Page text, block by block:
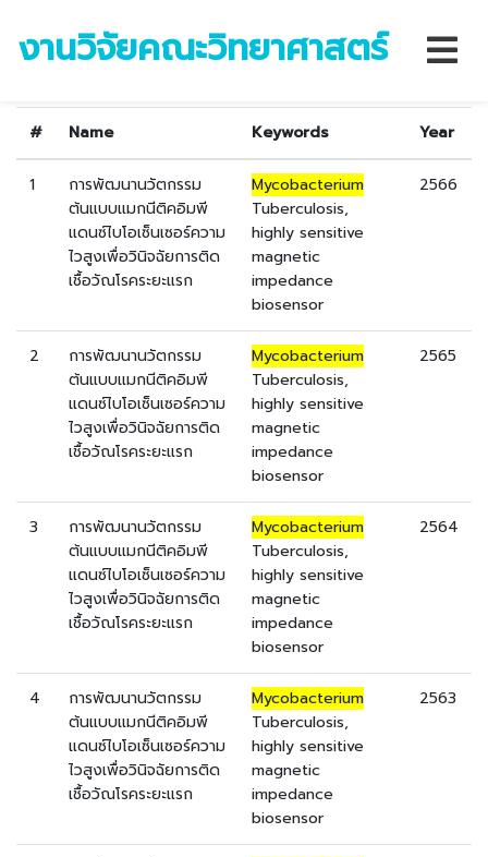
งานวิจัยคณะวิทยาศาสตร์
ค้นหาจากคำสำคัญ :
# Name Keywords Year
1
การพัฒนานวัตกรรม
ต้นแบบแมกนีติคอิมพี
แดนซ์ไบโอเซ็นเซอร์ความ
ไวสูงเพื่อวินิจฉัยการติด
เชื้อวัณโรคระยะแรก
Mycobacterium
Tuberculosis,
highly sensitive
magnetic
impedance
biosensor
2566
2
การพัฒนานวัตกรรม
ต้นแบบแมกนีติคอิมพี
แดนซ์ไบโอเซ็นเซอร์ความ
ไวสูงเพื่อวินิจฉัยการติด
เชื้อวัณโรคระยะแรก
Mycobacterium
Tuberculosis,
highly sensitive
magnetic
impedance
biosensor
2565
3
การพัฒนานวัตกรรม
ต้นแบบแมกนีติคอิมพี
แดนซ์ไบโอเซ็นเซอร์ความ
ไวสูงเพื่อวินิจฉัยการติด
เชื้อวัณโรคระยะแรก
Mycobacterium
Tuberculosis,
highly sensitive
magnetic
impedance
biosensor
2564
4
การพัฒนานวัตกรรม
ต้นแบบแมกนีติคอิมพี
แดนซ์ไบโอเซ็นเซอร์ความ
ไวสูงเพื่อวินิจฉัยการติด
เชื้อวัณโรคระยะแรก
Mycobacterium
Tuberculosis,
highly sensitive
magnetic
impedance
biosensor
2563